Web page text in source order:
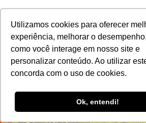
Utilizamos cookies para oferecer
experiência, melhorar o
como você interage em nosso site e
personalizar conteúdo. Ao utilizar
concorda com o uso de cookies.
Ok, entendi!